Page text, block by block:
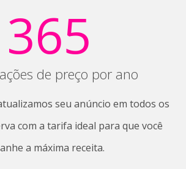
365
de preço por ano
seu anúncio em todos os
com a tarifa ideal para que você
a máxima receita.